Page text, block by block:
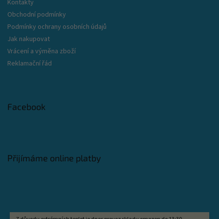
Kontakty
Obchodní podmínky
Podmínky ochrany osobních údajů
Jak nakupovat
Vrácení a výměna zboží
Reklamační řád
Facebook
Přijímáme online platby